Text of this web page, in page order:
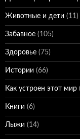
Животные и дети (11)
Забавное (105)
Здоровье (75)
Истории (66)
Как устроен этот мир
Книги (6)
Лыжи (14)